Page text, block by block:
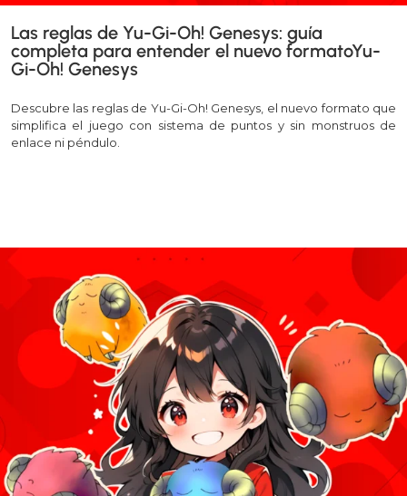
Las reglas de Yu-Gi-Oh! Genesys: guía
completa para entender el nuevo formatoYu-
Gi-Oh! Genesys
Descubre las reglas de Yu-Gi-Oh! Genesys, el nuevo formato que
simplifica el juego con sistema de puntos y sin monstruos de
enlace ni péndulo.